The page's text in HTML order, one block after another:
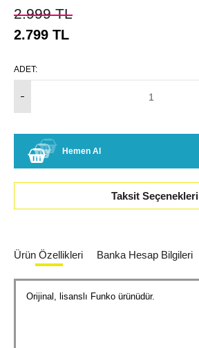
2.999TL
2.799 TL
ADET:
Hemen Al
Taksit Seçenekleri
Ürün Özellikleri Banka Hesap Bilgileri
Orijinal, lisanslı Funko ürünüdür.